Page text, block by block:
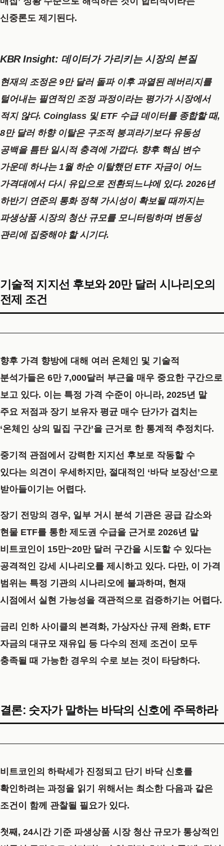
신중론도 제기된다.
KBR Insight: 데이터가 가리키는 시장의 본질
현재의 조정은 9만 달러 돌파 이후 과열된 레버리지를
털어내는 필연적인 조정 과정이라는 평가가 시장에서
적지 않다. Coinglass 및 ETF 수급 데이터를 종합할 때,
8만 달러 하향 이탈은 구조적 붕괴라기보다 유동성
공백을 틈탄 일시적 충격에 가깝다. 향후 핵심 변수
가운데 하나는 1월 하순 이탈했던 ETF 자금이 어느
가격대에서 다시 유입으로 전환되느냐에 있다. 2026년
하반기 연준의 통화 정책 가시성이 확보될 때까지는
파생상품 시장의 청산 규모를 모니터링하며 변동성
관리에 집중해야 할 시기다.
기술적 지지선 후보와 20만 달러 시나리오의
전제 조건
향후 가격 향방에 대해 여러 온체인 및 기술적
분석가들은 6만 7,000달러 부근을 매우 중요한 구간으로
보고 있다. 이는 특정 가격 수준이 아니라, 2025년 말
주요 저점과 장기 보유자 평균 매수 단가가 겹치는
‘온체인 상의 밀집 구간’을 근거로 한 통계적 추정치다.
중기적 관점에서 강력한 지지선 후보로 작동할 수
있다는 의견이 우세하지만, 절대적인 ‘바닥 보장선’으로
받아들이기는 어렵다.
장기 전망의 경우, 일부 거시 분석 기관은 공급 감소와
현물 ETF를 통한 제도권 수급을 근거로 2026년 말
비트코인이 15만~20만 달러 구간을 시도할 수 있다는
공격적인 강세 시나리오를 제시하고 있다. 다만, 이 가격
범위는 특정 기관의 시나리오에 불과하며, 현재
시점에서 실현 가능성을 객관적으로 검증하기는 어렵다.
금리 인하 사이클의 본격화, 가상자산 규제 완화, ETF
자금의 대규모 재유입 등 다수의 전제 조건이 모두
충족될 때 가능한 경우의 수로 보는 것이 타당하다.
결론: 숫자가 말하는 바닥의 신호에 주목하라
비트코인의 하락세가 진정되고 단기 바닥 신호를
확인하려는 과정을 읽기 위해서는 최소한 다음과 같은
조건이 함께 관찰될 필요가 있다.
첫째, 24시간 기준 파생상품 시장 청산 규모가 통상적인